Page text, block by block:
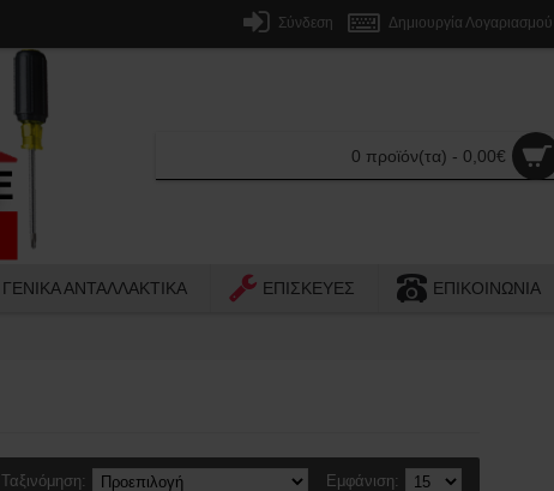
Σύνδεση Δημιουργία Λογαριασμού
0 προϊόν(τα) - 0,00€
ΓΕΝΙΚΑ ΑΝΤΑΛΛΑΚΤΙΚΑ ΕΠΙΣΚΕΥΕΣ ΕΠΙΚΟΙΝΩΝΙΑ
Εμφάνιση:
Ταξινόμηση: